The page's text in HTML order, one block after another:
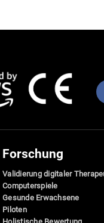
Forschung
Validierung digitaler
Computerspiele
Gesunde Erwachsene
Piloten